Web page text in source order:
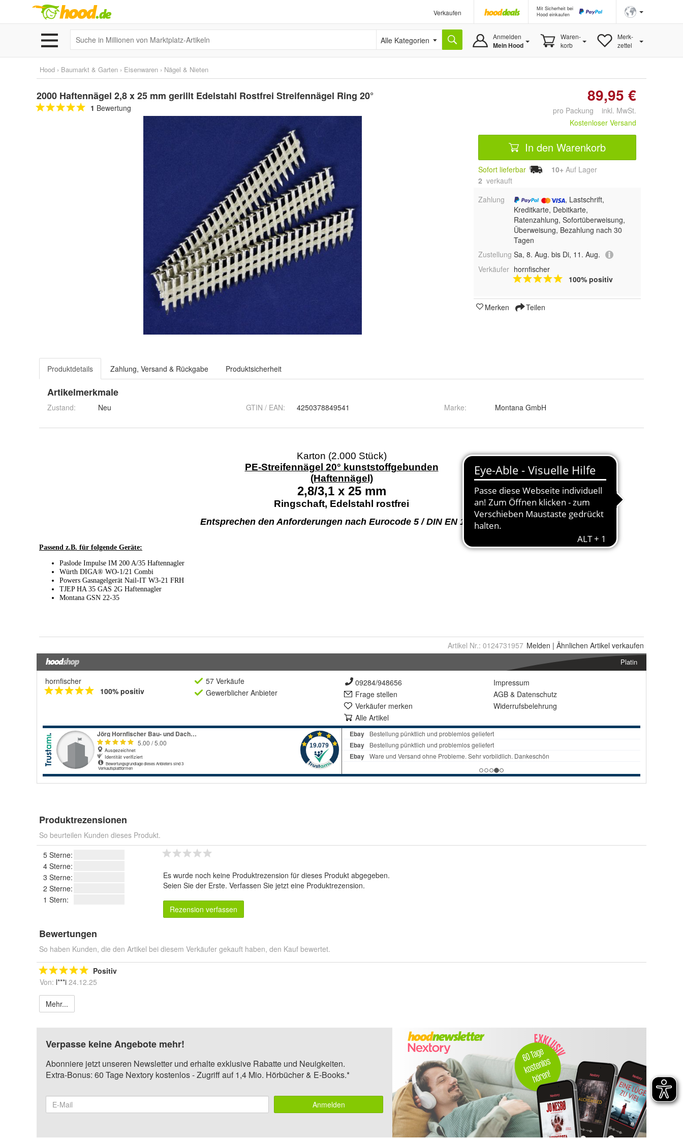
Verkaufen
Mit Sicherheit bei
Hood einkaufen
Alle Kategorien Anmelden
Mein Hood
Waren-
korb
Merk-
zettel
Hood › Baumarkt & Garten › Eisenwaren › Nägel & Nieten
2000 Haftennägel 2,8 x 25 mm gerillt Edelstahl Rostfrei Streifennägel Ring 20°
1 Bewertung
89,95 €
pro Packung inkl. MwSt.
Kostenloser Versand
In den Warenkorb
Sofort lieferbar 10+ Auf Lager
2 verkauft
Zahlung
, Lastschrift,
Kreditkarte, Debitkarte,
Ratenzahlung, Sofortüberweisung,
Überweisung, Bezahlung nach 30
Tagen
Zustellung Sa, 8. Aug. bis Di, 11. Aug.
Verkäufer hornfischer
100% positiv
Merken Teilen
Produktdetails Zahlung, Versand & Rückgabe Produktsicherheit
Artikelmerkmale
Zustand: Neu GTIN / EAN: 4250378849541 Marke: Montana GmbH
Artikel Nr.: 0124731957 Melden | Ähnlichen Artikel verkaufen
Platin
hornfischer
100% positiv
57 Verkäufe
Gewerblicher Anbieter
09284/948656
Frage stellen
Verkäufer merken
Alle Artikel
Impressum
AGB & Datenschutz
Widerrufsbelehrung
Produktrezensionen
So beurteilen Kunden dieses Produkt.
5 Sterne:
4 Sterne:
3 Sterne:
2 Sterne:
1 Stern:
Es wurde noch keine Produktrezension für dieses Produkt abgegeben.
Seien Sie der Erste. Verfassen Sie jetzt eine Produktrezension.
Rezension verfassen
Bewertungen
So haben Kunden, die den Artikel bei diesem Verkäufer gekauft haben, den Kauf bewertet.
Positiv
Von: l***i 24.12.25
Mehr...
Verpasse keine Angebote mehr!
Abonniere jetzt unseren Newsletter und erhalte exklusive Rabatte und Neuigkeiten.
Extra-Bonus: 60 Tage Nextory kostenlos - Zugriff auf 1,4 Mio. Hörbücher & E-Books.*
Anmelden